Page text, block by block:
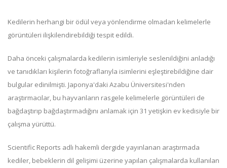
Kedilerin herhangi bir ödül veya yönlendirme olmadan kelimelerle
görüntüleri ilişkilendirebildiği tespit edildi.
Daha önceki çalışmalarda kedilerin isimleriyle seslenildiğini anladığı
ve tanıdıkları kişilerin fotoğraflarıyla isimlerini eşleştirebildiğine dair
bulgular edinilmişti. Japonya'daki Azabu Üniversitesi'nden
araştırmacılar, bu hayvanların rasgele kelimelerle görüntüleri de
bağdaştırıp bağdaştırmadığını anlamak için 31 yetişkin ev kedisiyle bir
çalışma yürüttü.
Scientific Reports adlı hakemli dergide yayınlanan araştırmada
kediler, bebeklerin dil gelişimi üzerine yapılan çalışmalarda kullanılan